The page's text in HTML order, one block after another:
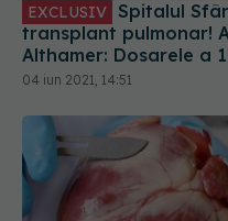
EXCLUSIV
transplant pulmonar!
Althamer: Dosarele a
italieni
04 iun 2021, 14:51